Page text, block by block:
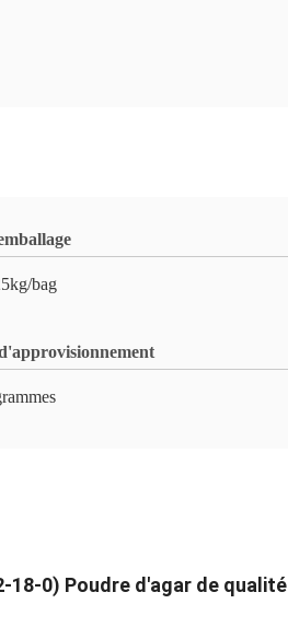
bag
0) Poudre d'agar de qualité